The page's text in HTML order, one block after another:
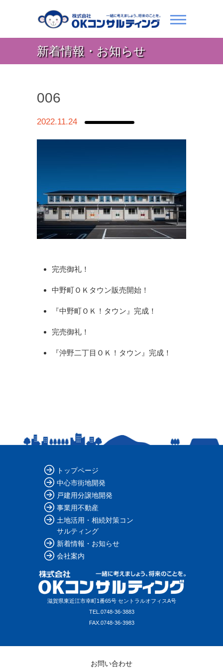
新着情報・お知らせ
006
2022.11.24
完売御礼！
中野町ＯＫタウン販売開始！
『中野町ＯＫ！タウン』完成！
完売御礼！
『沖野二丁目ＯＫ！タウン』完成！
トップページ
中心市街地開発
戸建用分譲地開発
事業用不動産
土地活用・相続対策コン
サルティング
新着情報・お知らせ
会社案内
滋賀県東近江市幸町1番65号 セントラルオフィスA号
TEL. 0748-36-3883
FAX. 0748-36-3983
お問い合わせ